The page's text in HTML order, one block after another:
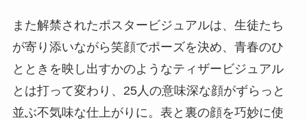
また解禁されたポスタービジュアルは、生徒たち
が寄り添いながら笑顔でポーズを決め、青春のひ
とときを映し出すかのようなティザービジュアル
とは打って変わり、25人の意味深な顔がずらっと
並ぶ不気味な仕上がりに。表と裏の顔を巧妙に使